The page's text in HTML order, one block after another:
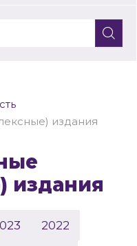
издания
издания
2022